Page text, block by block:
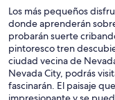
Los más pequeños
donde aprenderán
probarán suerte
pintoresco tren
ciudad vecina de
Nevada City, podrás
fascinarán. El paisaje